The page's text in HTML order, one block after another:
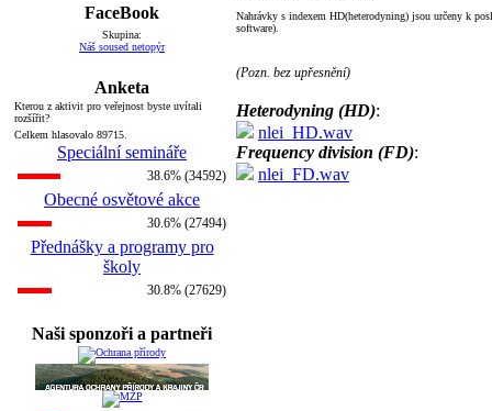
FaceBook
Skupina:
Náš soused netopýr
Anketa
Kterou z aktivit pro veřejnost byste uvítali
rozšířit?
Celkem hlasovalo 89715.
Speciální semináře
38.6% (34592)
Obecné osvětové akce
30.6% (27494)
Přednášky a programy pro
školy
30.8% (27629)
Naši sponzoři a partneři
Nahrávky s indexem HD(heterodyning) jsou určeny k
software).
(Pozn. bez upřesnění)
Heterodyning (HD):
nlei_HD.wav
Frequency division (FD):
nlei_FD.wav